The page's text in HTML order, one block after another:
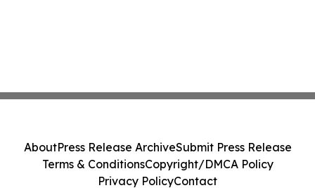
AboutPress Release ArchiveSubmit Press Release
Terms & ConditionsCopyright/DMCA Policy
Privacy PolicyContact